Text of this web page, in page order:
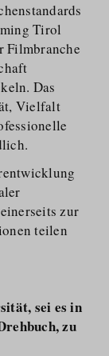
Tirol
Filmbranche
Das
Vielfalt
zur
teilen
, sei es in
zu